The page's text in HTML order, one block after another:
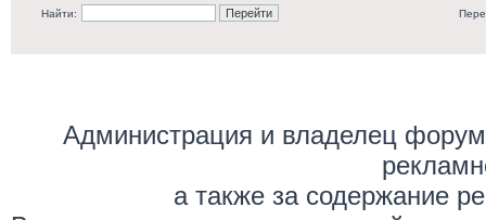
Найти:
Администрация и владелец
а также за содержание